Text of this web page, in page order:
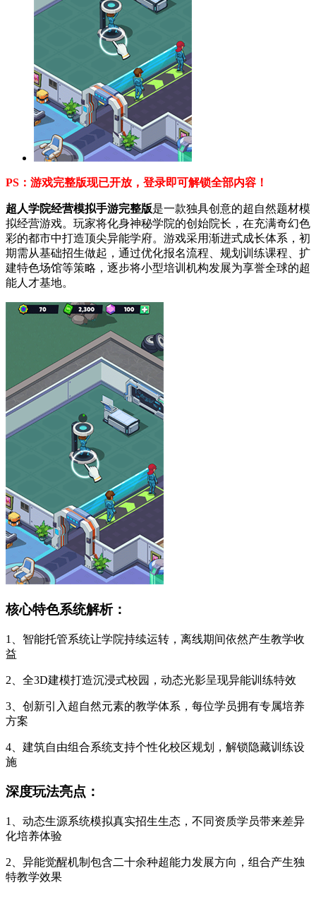
PS：游戏完整版现已开放，登录即可解锁全部内容！
超人学院经营模拟手游完整版是一款独具创意的超自然题材模
拟经营游戏。玩家将化身神秘学院的创始院长，在充满奇幻色
彩的都市中打造顶尖异能学府。游戏采用渐进式成长体系，初
期需从基础招生做起，通过优化报名流程、规划训练课程、扩
建特色场馆等策略，逐步将小型培训机构发展为享誉全球的超
能人才基地。
核心特色系统解析：
1、智能托管系统让学院持续运转，离线期间依然产生教学收
益
2、全3D建模打造沉浸式校园，动态光影呈现异能训练特效
3、创新引入超自然元素的教学体系，每位学员拥有专属培养
方案
4、建筑自由组合系统支持个性化校区规划，解锁隐藏训练设
施
深度玩法亮点：
1、动态生源系统模拟真实招生生态，不同资质学员带来差异
化培养体验
2、异能觉醒机制包含二十余种超能力发展方向，组合产生独
特教学效果